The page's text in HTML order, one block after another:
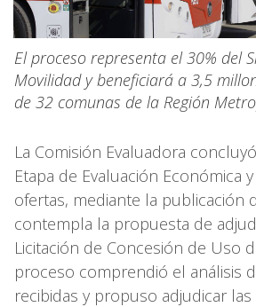
El proceso representa el 30% del
Movilidad y beneficiará a 3,5
de 32 comunas de la Región
La Comisión Evaluadora
Etapa de Evaluación Económica
ofertas, mediante la publicación
contempla la propuesta de
Licitación de Concesión de Uso
proceso comprendió el análisis
recibidas y propuso adjudicar